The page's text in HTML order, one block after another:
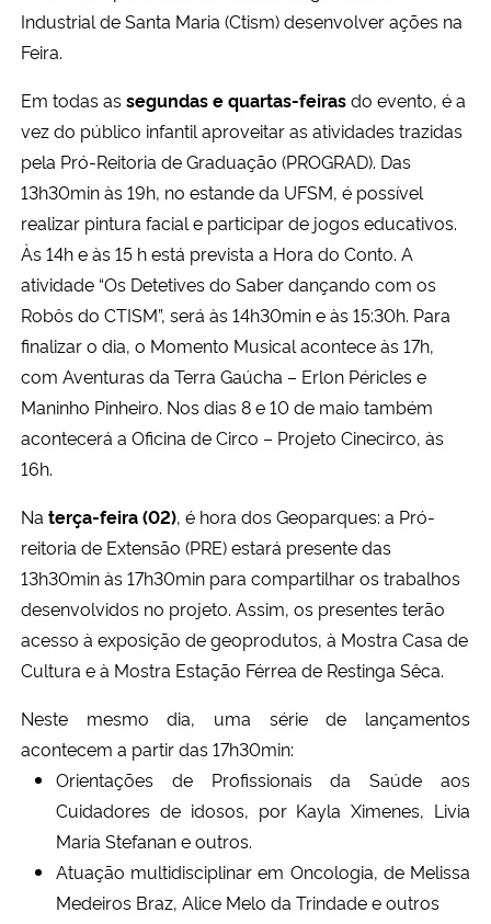
Industrial de Santa Maria (Ctism) desenvolver ações na
Feira.
Em todas assegundas e quartas-feirasdo evento, é a
vez do público infantil aproveitar as atividades trazidas
pela Pró-Reitoria de Graduação (PROGRAD). Das
13h30min às 19h, no estande da UFSM, é possível
realizar pintura facial e participar de jogos educativos.
Às 14h e às 15 h está prevista a Hora do Conto. A
atividade “Os Detetives do Saber dançando com os
Robôs do CTISM”, será às 14h30min e às 15:30h. Para
finalizar o dia, o Momento Musical acontece às 17h,
com Aventuras da Terra Gaúcha – Erlon Péricles e
Maninho Pinheiro. Nos dias 8 e 10 de maio também
acontecerá a Oficina de Circo – Projeto Cinecirco, às
16h.
Na terça-feira (02), é hora dos Geoparques: a Pró-
reitoria de Extensão (PRE) estará presente das
13h30min às 17h30min para compartilhar os trabalhos
desenvolvidos no projeto. Assim, os presentes terão
acesso à exposição de geoprodutos, à Mostra Casa de
Cultura e à Mostra Estação Férrea de Restinga Sêca.
Neste mesmo dia, uma série de lançamentos
acontecem a partir das 17h30min:
Orientações de Profissionais da Saúde aos
Cuidadores de idosos, por Kayla Ximenes, Livia
Maria Stefanan e outros.
Atuação multidisciplinar em Oncologia, de Melissa
Medeiros Braz, Alice Melo da Trindade e outros